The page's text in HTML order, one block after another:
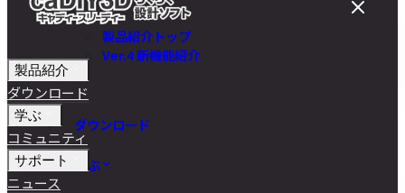
製品紹介トップ
Ver.4 新機能紹介
ダウンロード
学ぶ
製品紹介
ダウンロード
学ぶ
コミュニティ
サポート
ニュース